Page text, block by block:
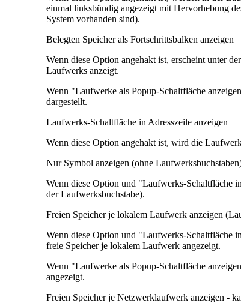
einmal linksbündig angezeigt mit Hervorhebung
System vorhanden sind).
Belegten Speicher als Fortschrittsbalken anzeigen
Wenn diese Option angehakt ist, erscheint unter
Laufwerks anzeigt.
Wenn "Laufwerke als Popup-Schaltfläche
dargestellt.
Laufwerks-Schaltfläche in Adresszeile anzeigen
Wenn diese Option angehakt ist, wird die
Nur Symbol anzeigen (ohne
Wenn diese Option und "Laufwerks-Schaltfläche
der Laufwerksbuchstabe).
Freien Speicher je lokalem Laufwerk anzeigen
Wenn diese Option und "Laufwerks-Schaltfläche
freie Speicher je lokalem Laufwerk angezeigt.
Wenn "Laufwerke als Popup-Schaltfläche
angezeigt.
Freien Speicher je Netzwerklaufwerk anzeigen -